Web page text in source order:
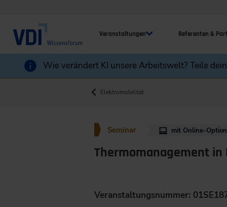
Veranstaltungen Referenten &
Wie verändert KI unsere Arbeitswelt? Teile
Elektromobilität
Seminar mit Online-
Thermomanagement in
Veranstaltungsnummer: